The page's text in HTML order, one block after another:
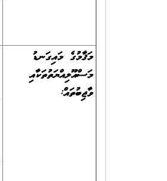
މަޤާމުގެ މައިގަނޑު
މަސްއޫލިއްޔަތުތަކާއި
ވާޖިބުތައް: